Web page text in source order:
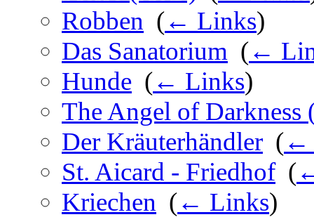
Robben (← Links)
Das Sanatorium (←
Hunde (← Links)
The Angel of Darkness
Der Kräuterhändler (←
St. Aicard - Friedhof‎ (
Kriechen (← Links)